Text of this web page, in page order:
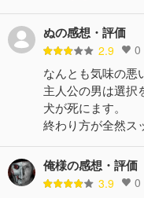
ぬの感想・評価
2.9 0
なんとも気味の悪
主人公の男は選択
犬が死にます。
終わり方が全然ス
俺様の感想・評価
3.9 0